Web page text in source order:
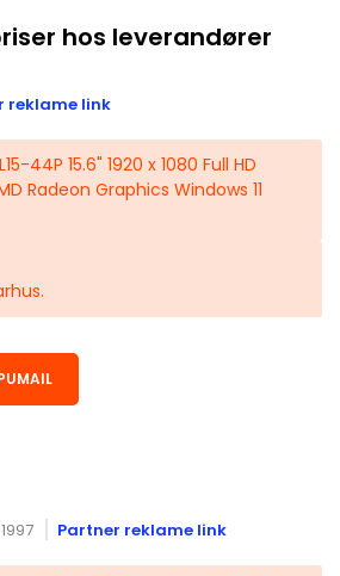
hos leverandører
reklame link
44P 15.6" 1920 x 1080 Full HD
Radeon Graphics Windows 11
Partner reklame link